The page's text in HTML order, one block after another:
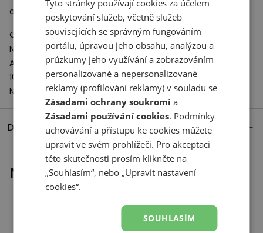
a to díky kombinaci běhounu běžeckých a trailových bot.
Odpovědný subjekt:
New Balance Europe BV
A-Factorij, Pilotenstraat 35 – 45
1059 CH Amsterdam
Netherlands
Detaily produktu
Naposledy prohlížené
Tyto stránky používají cookies za účelem
poskytování služeb, včetně služeb
souvisejících se správným fungováním
portálu, úpravou jeho obsahu, analýzou a
průzkumy jeho využívání a zobrazováním
personalizované a nepersonalizované
reklamy (profilování reklamy) v souladu se
Zásadami ochrany soukromí a
Zásadami používání cookies. Podmínky
uchovávání a přístupu ke cookies můžete
upravit ve svém prohlížeči. Pro akceptaci
této skutečnosti prosím klikněte na
„Souhlasím“, nebo „Upravit nastavení
cookies“.
SOUHLASÍM